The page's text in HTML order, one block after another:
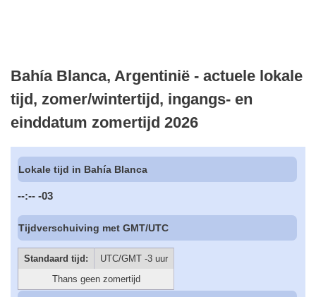
Bahía Blanca, Argentinië - actuele lokale
tijd, zomer/wintertijd, ingangs- en
einddatum zomertijd 2026
Lokale tijd in Bahía Blanca
--:-- -03
Tijdverschuiving met GMT/UTC
Standaard tijd:
UTC/GMT -3 uur
Thans geen zomertijd